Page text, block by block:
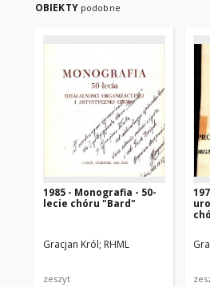
OBIEKTY podobne
1985 - Monografia - 50-
lecie chóru "Bard"
Gracjan Król RHML
zeszyt